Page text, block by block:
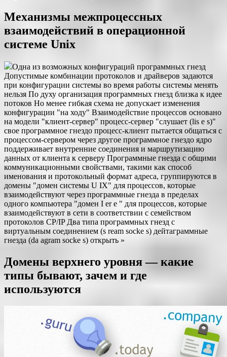
Механизмы межпроцессных
взаимодействий в операционной
системе Unix
Одна из возможных конфигураций программных гнезд
Допустимые комбинации протоколов и драйверов задаются
при конфигурации системы во время работы системы менять
нельзя По духу организация программных гнезд близка к идее
потоков Но менее гибкая схема не допускает изменения
конфигурации "на ходу" Взаимодействие процессов основано
на модели "клиент-сервер" процесс-сервер "слушает (lis e s)"
свое программное гнездо процесс-клиент пытается общаться с
процессом-сервером через другое программное гнездо ядро
поддерживает внутренние соединения и маршрутизацию
данных от клиента к серверу Программные гнезда с общими
коммуникационными свойствами, такими как способ
именования и протокольный формат адреса, группируются в
домены "домен системы U IX" для процессов, которые
взаимодействуют через программные гнезда в пределах
одного компьютера "домен I er e " для процессов, которые
взаимодействуют в сети в соответствии с семейством
протоколов CP/IP Два типа программных гнезд с
виртуальным соединением (s ream socke s) дейтаграммные
гнезда (da agram socke s) открыть »
Домены верхнего уровня — какие
типы бывают, зачем и где
используются